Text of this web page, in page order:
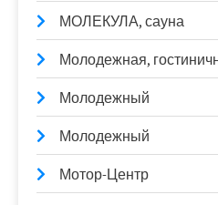
МОЛЕКУЛА, сауна
Молодежная,
Молодежный
Молодежный
Мотор-Центр